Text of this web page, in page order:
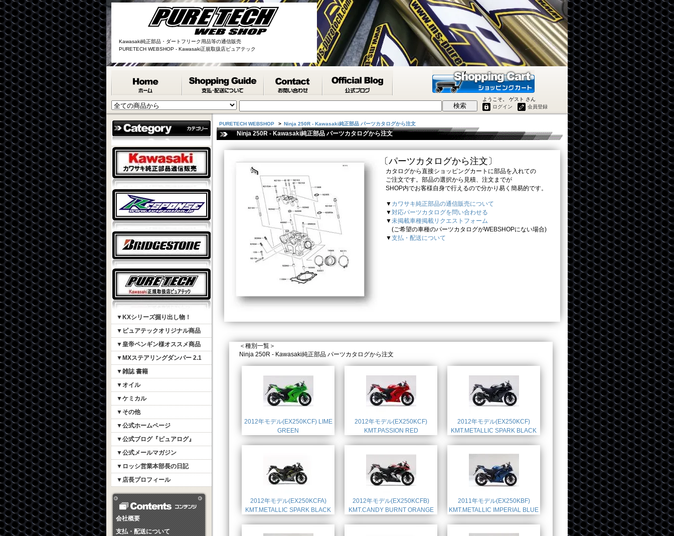
Kawasaki純正部品・ダートフリーク用品等の通信販売
PURETECH WEBSHOP - Kawasaki正規取扱店ピュアテック
検索
ようこそ。 ゲスト さん
ログイン
会員登録
▼KXシリーズ掘り出し物！
▼ピュアテックオリジナル商品
▼皇帝ペンギン様オススメ商品
▼MXステアリングダンパー 2.1
▼雑誌 書籍
▼オイル
▼ケミカル
▼その他
▼公式ホームページ
▼公式ブログ『ピュアログ』
▼公式メールマガジン
▼ロッシ営業本部長の日記
▼店長プロフィール
会社概要
支払・配送について
PURETECH WEBSHOP > Ninja 250R - Kawasaki純正部品 パーツカタログから注文
Ninja 250R - Kawasaki純正部品 パーツカタログから注文
〔パーツカタログから注文〕
カタログから直接ショッピングカートに部品を入れての
ご注文です。部品の選択から見積、注文までが
SHOP内でお客様自身で行えるので分かり易く簡易的です。
▼ カワサキ純正部品の通信販売について
▼対応パーツカタログを問い合わせる
▼未掲載車種掲載リクエストフォーム
(ご希望の車種のパーツカタログがWEBSHOPにない場合)
▼支払・配送について
＜種別一覧＞
Ninja 250R - Kawasaki純正部品 パーツカタログから注文
2012年モデル(EX250KCF) LIME
GREEN
2012年モデル(EX250KCF)
KMT.PASSION RED
2012年モデル(EX250KCF)
KMT.METALLIC SPARK BLACK
2012年モデル(EX250KCFA)
KMT.METALLIC SPARK BLACK
2012年モデル(EX250KCFB)
KMT.CANDY BURNT ORANGE
2011年モデル(EX250KBF)
KMT.METALLIC IMPERIAL BLUE